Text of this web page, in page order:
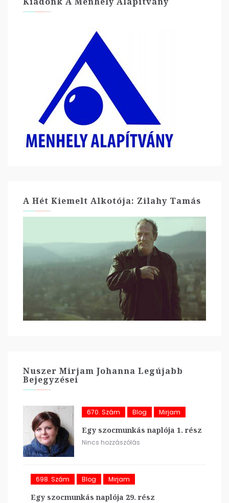
A Hét Kiemelt Alkotója: Zilahy Tamás
Nuszer Mirjam Johanna Legújabb
Bejegyzései
670. Szám Blog Mirjam
Egy szocmunkás naplója 1. rész
Nincs hozzászólás
698. Szám Blog Mirjam
Egy szocmunkás naplója 29. rész